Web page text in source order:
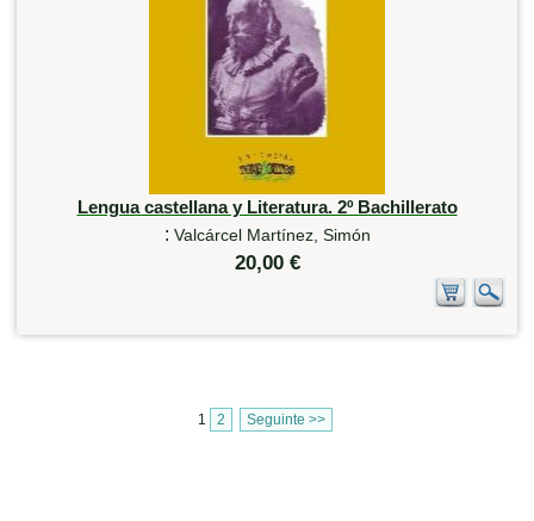
Lengua castellana y Literatura. 2º Bachillerato
: Valcárcel Martínez, Simón
20,00 €
1 2 Seguinte >>